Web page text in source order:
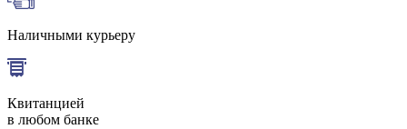
Наличными курьеру
Квитанцией
в любом банке